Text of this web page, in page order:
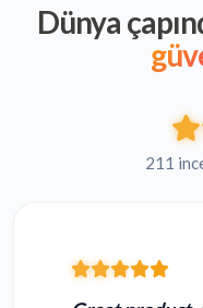
Dünya
211